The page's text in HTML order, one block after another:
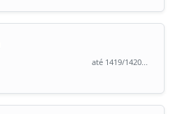
até 1419/1420...